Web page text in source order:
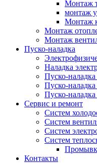
Монтаж
монтаж
Монтаж
Монтаж
Монтаж
Пуско-наладка
Наладка
Пуско-
Пуско-
Пуско-
Сервис и ремонт
Систем
Систем
Систем
Систем
Контакты